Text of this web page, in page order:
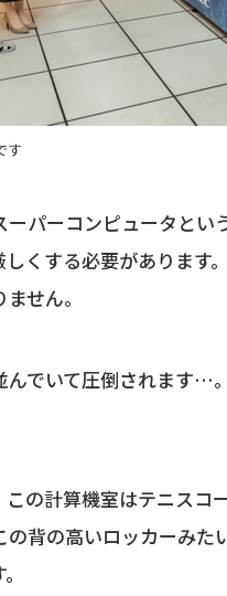
す
ーパーコンピュータと
くする必要があります
せん。
んでいて圧倒されます…
この計算機室はテニス
背の高いロッカーみた